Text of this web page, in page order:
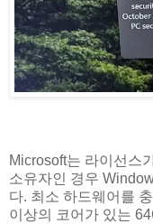
Microsoft는 라이선스
소유자인 경우
다. 최소 하드웨어를
이상의 코어가 있는